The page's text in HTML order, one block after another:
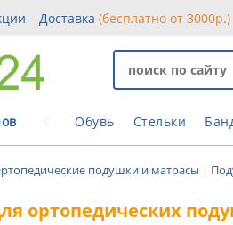
Доставка(бесплатно от 3000р.)
Обувь Стельки
подушки и матрасы |
ортопедических